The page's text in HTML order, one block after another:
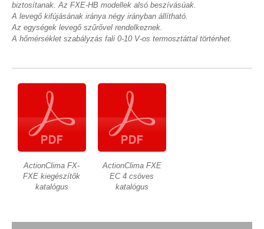
biztosítanak. Az FXE-HB modellek alsó beszívásúak.
A levegő kifújásának iránya négy irányban állítható.
Az egységek levegő szűrővel rendelkeznek.
A hőmérséklet szabályzás fali 0-10 V-os termosztáttal történhet.
ActionClima FX-
FXE kiegészítők
katalógus
ActionClima FXE
EC 4 csöves
katalógus